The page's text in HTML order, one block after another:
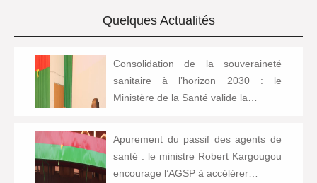
Quelques Actualités
Consolidation de la souveraineté
sanitaire à l’horizon 2030 : le
Ministère de la Santé valide la…
Apurement du passif des agents de
santé : le ministre Robert Kargougou
encourage l’AGSP à accélérer…